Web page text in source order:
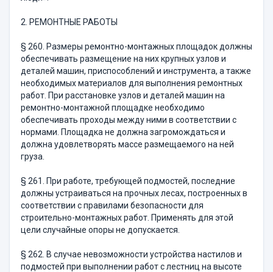
2. РЕМОНТНЫЕ РАБОТЫ
§ 260. Размеры ремонтно-монтажных площадок должны
обес­печивать размещение на них крупных узлов и
деталей машин, при­способлений и инструмента, а также
необходимых материалов для выполнения ремонтных
работ. При расстановке узлов и деталей машин на
ремонтно-монтажной площадке необходимо
обеспечивать проходы между ними в соответствии с
нормами. Площадка не долж­на загромождаться и
должна удовлетворять массе размещаемого на ней
груза.
§ 261. При работе, требующей подмостей, последние
должны устраиваться на прочных лесах, построенных в
соответствии с пра­вилами безопасности для
строительно-монтажных работ. Применять для этой
цели случайные опоры не допускается.
§ 262. В случае невозможности устройства настилов и
подмос­тей при выполнении работ с лестниц на высоте